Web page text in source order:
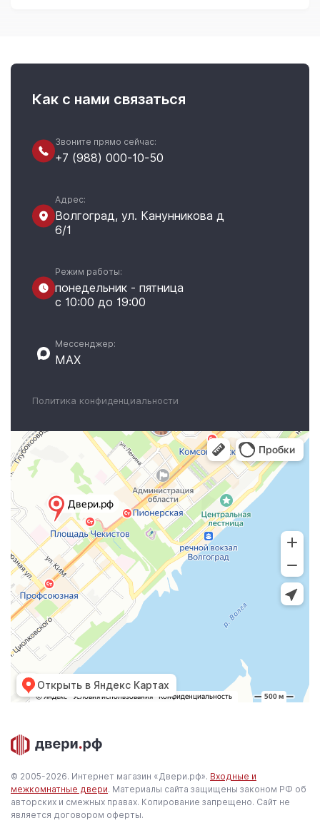
Как с нами связаться
Звоните прямо сейчас:
+7 (988) 000-10-50
Адрес:
Волгоград, ул. Канунникова д
6/1
Режим работы:
понедельник - пятница
с 10:00 до 19:00
Мессенджер:
MAX
Политика конфиденциальности
Открыть в Яндекс Картах
© 2005-2026. Интернет магазин «Двери.рф». Входные и
межкомнатные двери. Материалы сайта защищены законом РФ об
авторских и смежных правах. Копирование запрещено. Сайт не
является договором оферты.